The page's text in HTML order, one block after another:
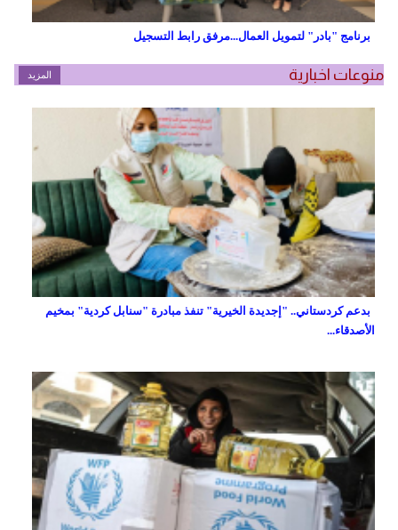
برنامج "بادر" لتمويل العمال...مرفق رابط التسجيل
منوعات اخبارية المزيد
بدعم كردستاني.. "إجديدة الخيرية" تنفذ مبادرة "سنابل كردية" بمخيم
الأصدقاء...